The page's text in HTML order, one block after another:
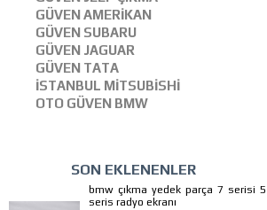
GÜVEN AMERİKAN
GÜVEN SUBARU
GÜVEN JAGUAR
GÜVEN TATA
İSTANBUL MİTSUBİSHİ
OTO GÜVEN BMW
SON EKLENENLER
bmw çıkma yedek parça 7 serisi 5
seris radyo ekranı